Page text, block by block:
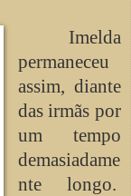
Imelda
permaneceu
assim, diante
das irmãs por
um tempo
demasiadame
nte longo.